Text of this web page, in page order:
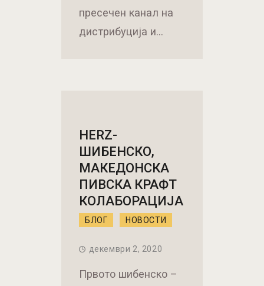
пресечен канал на
дистрибуција и…
HERZ-
ШИБЕНСКО,
МАКЕДОНСКА
ПИВСКА КРАФТ
КОЛАБОРАЦИЈА
БЛОГ НОВОСТИ
декември 2, 2020
Првото шибенско –